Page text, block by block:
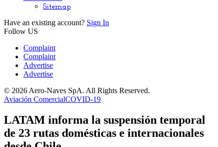
Sitemap
Have an existing account? Sign In
Follow US
Complaint
Complaint
Advertise
Advertise
© 2026 Aero-Naves SpA. All Rights Reserved.
Aviación ComercialCOVID-19
LATAM informa la suspensión temporal
de 23 rutas domésticas e internacionales